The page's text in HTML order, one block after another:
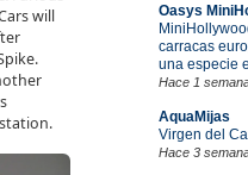
Oasys
carracas
una especie
Hace 1
AquaMijas
Virgen del
Hace 3